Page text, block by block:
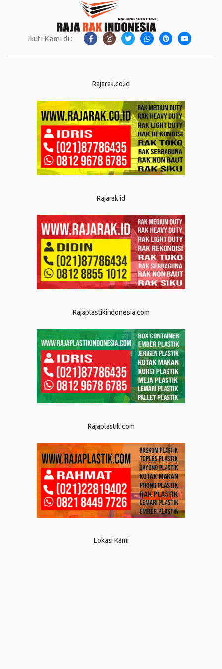
Ikuti Kami di :
Rajarak.co.id
Rajarak.id
Rajaplastikindonesia.com
Rajaplastik.com
Lokasi Kami